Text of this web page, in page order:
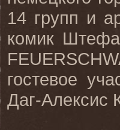
14 групп и
комик
гостевое
Даг-Алексис